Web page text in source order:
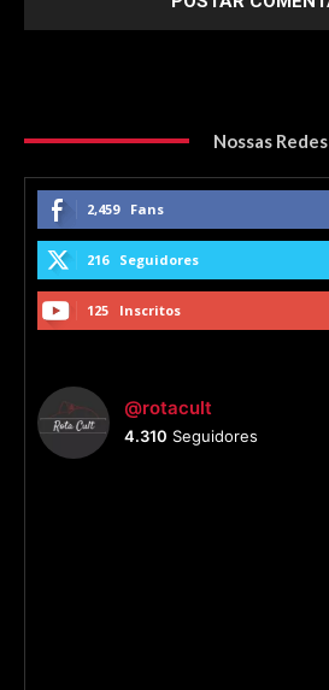
Nossas Redes
2,459 Fans
216 Seguidores
125 Inscritos
@rotacult
4.310 Seguidores